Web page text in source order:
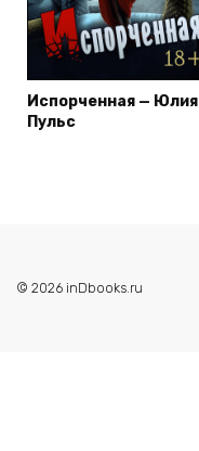
Испорченная — Юлия
Пульс
© 2026 inDbooks.ru